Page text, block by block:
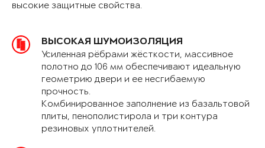
высокие защитные свойства.
ВЫСОКАЯ ШУМОИЗОЛЯЦИЯ
Усиленная рёбрами жёсткости, массивное
полотно до 106 мм обеспечивают идеальную
геометрию двери и ее несгибаемую
прочность.
Комбинированное заполнение из базальтовой
плиты, пенополистирола и три контура
резиновых уплотнителей.